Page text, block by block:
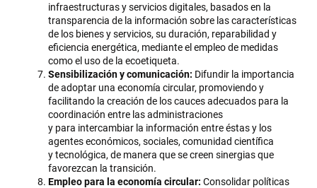
infraestructuras y servicios digitales, basados en la
transparencia de la información sobre las características
de los bienes y servicios, su duración, reparabilidad y
eficiencia energética, mediante el empleo de medidas
como el uso de la ecoetiqueta.
Sensibilización y comunicación: Difundir la importancia
de adoptar una economía circular, promoviendo y
facilitando la creación de los cauces adecuados para la
coordinación entre las administraciones
y para intercambiar la información entre éstas y los
agentes económicos, sociales, comunidad científica
y tecnológica, de manera que se creen sinergias que
favorezcan la transición.
Empleo para la economía circular: Consolidar políticas